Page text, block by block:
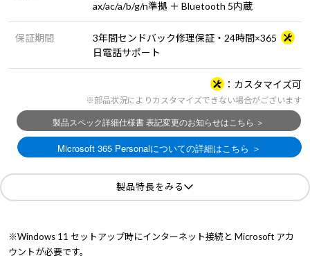
ax/ac/a/b/g/n準拠 ＋ Bluetooth 5内蔵
保証期間
3年間センドバック修理保証・24時間×365
日電話サポート
カスタマイズ可
※部品状況によりカスタマイズできない場合がございます
製品特長をみる
※Windows 11 セットアップ時にインターネット接続と Microsoft アカ
ウントが必要です。